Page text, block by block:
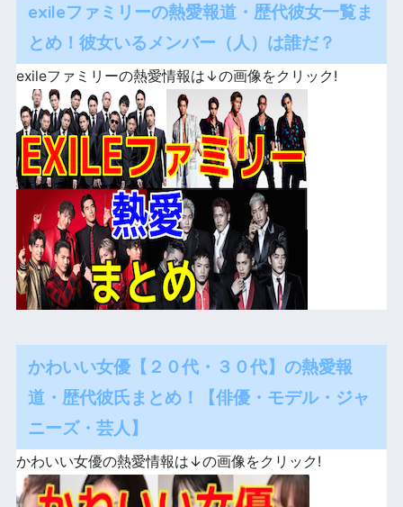
exileファミリーの熱愛報道・歴代彼女一覧ま
とめ！彼女いるメンバー（人）は誰だ？
exileファミリーの熱愛情報は↓の画像をクリック!
かわいい女優【２０代・３０代】の熱愛報
道・歴代彼氏まとめ！【俳優・モデル・ジャ
ニーズ・芸人】
かわいい女優の熱愛情報は↓の画像をクリック!